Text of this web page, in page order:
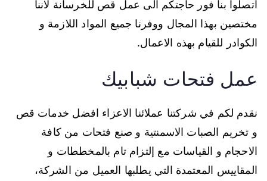
اتصلوا بنا فور حاجتكم الى عمل قص للخرسانة لاننا
مختصين بهذا المجال ووفرنا جميع المواد اللازمة و
الكوادر للقيام بهذه الاعمال.
عمل فتحات شبابيك
نقدم لكم في شركتنا عملائنا الاعزاء افضل خدمات قص
و تخريم الصبات الاسمنتية و صنع فتحات من كافة
الاحجام و القياسات مع إلتزام تام بالمخططات و
المقاييس المعتمدة التي يطلبها العميل من الشركة،